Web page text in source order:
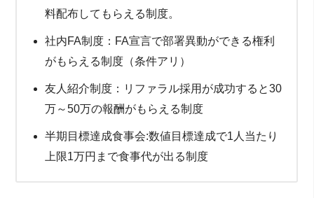
料配布してもらえる制度。
社内FA制度： FA宣言で部署異動ができる権利
がもらえる制度（条件アリ）
友人紹介制度：リファラル採用が成功すると30
万～50万の報酬がもらえる制度
半期目標達成食事会:数値目標達成で1人当たり
上限1万円まで食事代が出る制度